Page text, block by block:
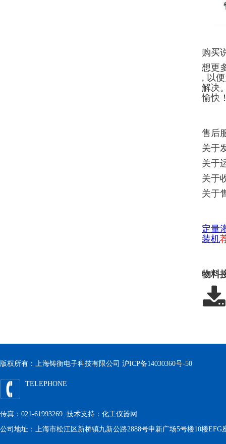
购买
想更
, 以
解决
愉快
售后
关于
关于
关于
关于
定量
装机
物料
版权所有：上海铸衡电子科技有限公司 沪ICP备14030360号-50
TELEPHONE
传真：021-61993269 技术支持： 化工仪器网
公司地址：上海市松江区新桥镇九新公路2888号申新广场5号楼10楼EFG